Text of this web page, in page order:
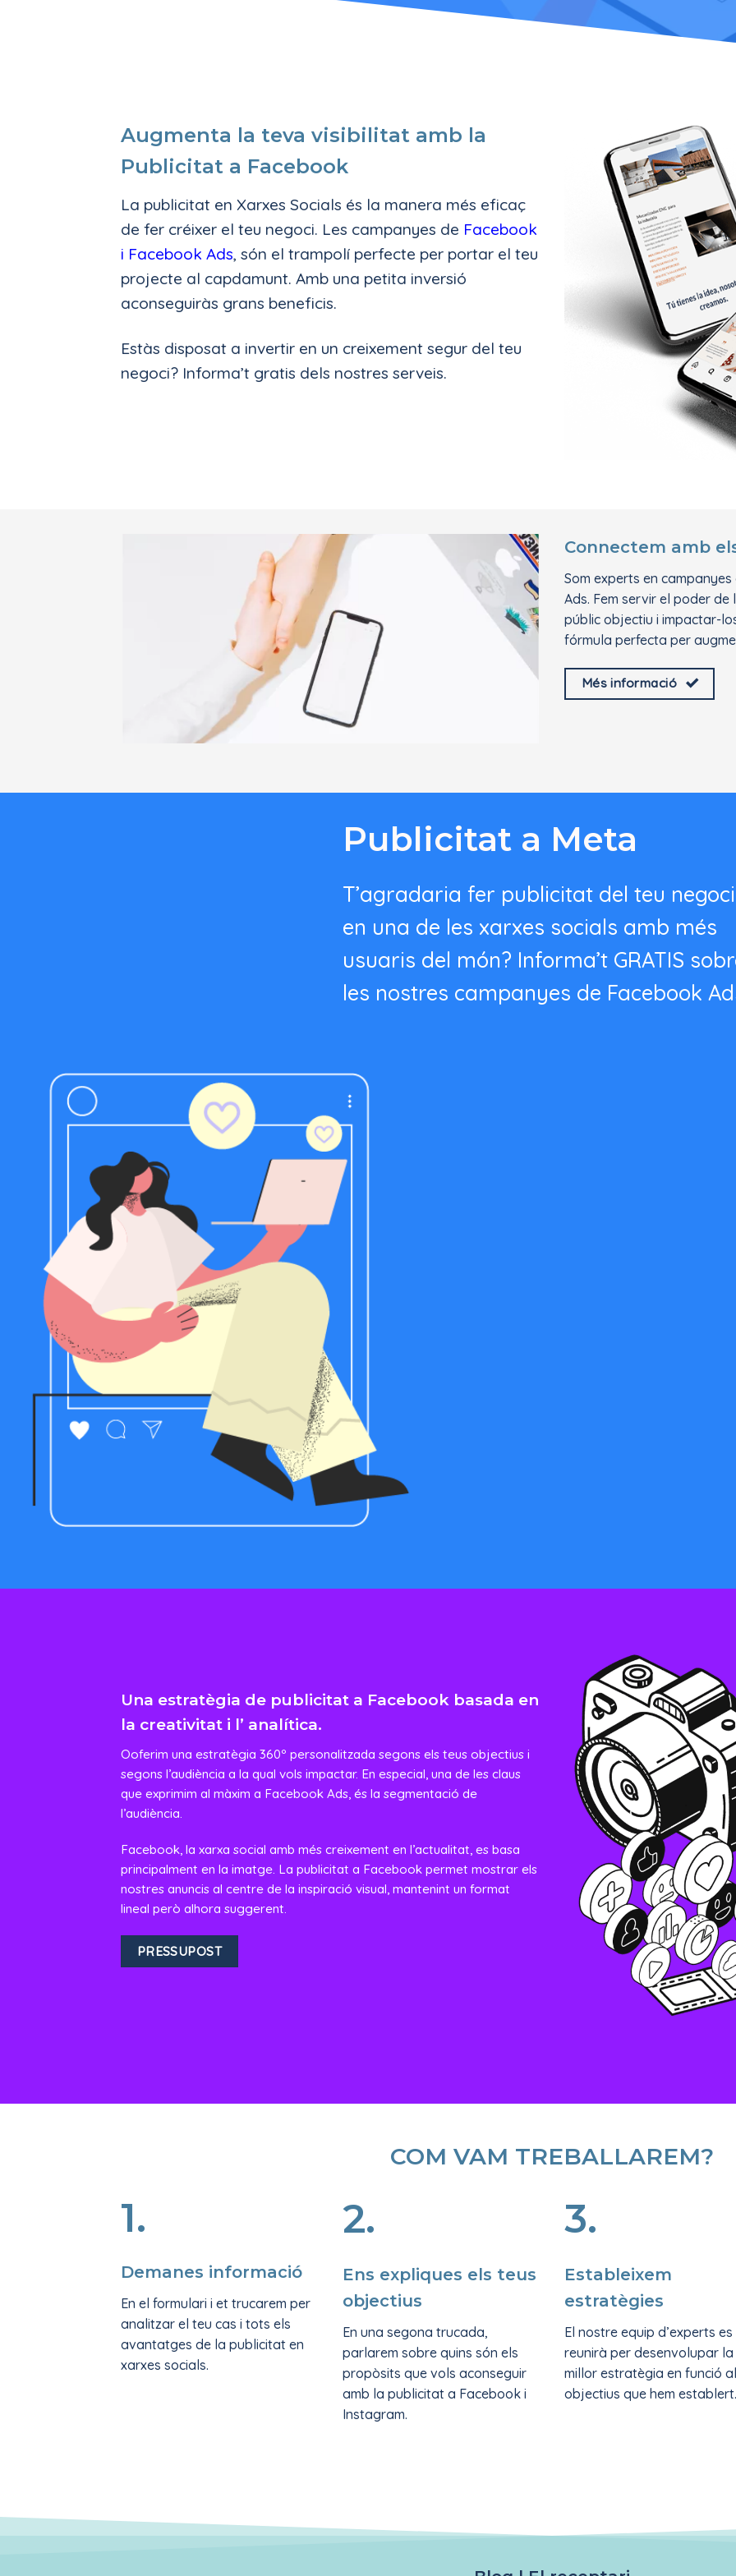
Augmenta la teva visibilitat amb la
Publicitat a Facebook
La publicitat en Xarxes Socials és la manera més eficaç
de fer créixer el teu negoci. Les campanyes de Facebook
i Facebook Ads, són el trampolí perfecte per portar el teu
projecte al capdamunt. Amb una petita inversió
aconseguiràs grans beneficis.
Estàs disposat a invertir en un creixement segur del teu
negoci? Informa’t gratis dels nostres serveis.
Connectem amb
Som experts en
Ads. Fem servir el poder
públic objectiu i impactar-
fórmula perfecta per
Més informació
Publicitat a Meta
T’agradaria fer publicitat del teu negoci
en una de les xarxes socials amb més
usuaris del món? Informa’t GRATIS
les nostres campanyes de Facebook
Una estratègia de publicitat a Facebook basada en
la creativitat i l’ analítica.
Ooferim una estratègia 360º personalitzada segons els teus objectius i
segons l’audiència a la qual vols impactar. En especial, una de les claus
que exprimim al màxim a Facebook Ads, és la segmentació de
l’audiència.
Facebook, la xarxa social amb més creixement en l’actualitat, es basa
principalment en la imatge. La publicitat a Facebook permet mostrar els
nostres anuncis al centre de la inspiració visual, mantenint un format
lineal però alhora suggerent.
PRESSUPOST
COM VAM TREBALLAREM?
1.
Demanes informació
En el formulari i et trucarem per
analitzar el teu cas i tots els
avantatges de la publicitat en
xarxes socials.
2.
Ens expliques els teus
objectius
En una segona trucada,
parlarem sobre quins són els
propòsits que vols aconseguir
amb la publicitat a Facebook i
Instagram.
3.
Estableixem
estratègies
El nostre equip d’experts es
reunirà per desenvolupar la
millor estratègia en funció
objectius que hem establert.